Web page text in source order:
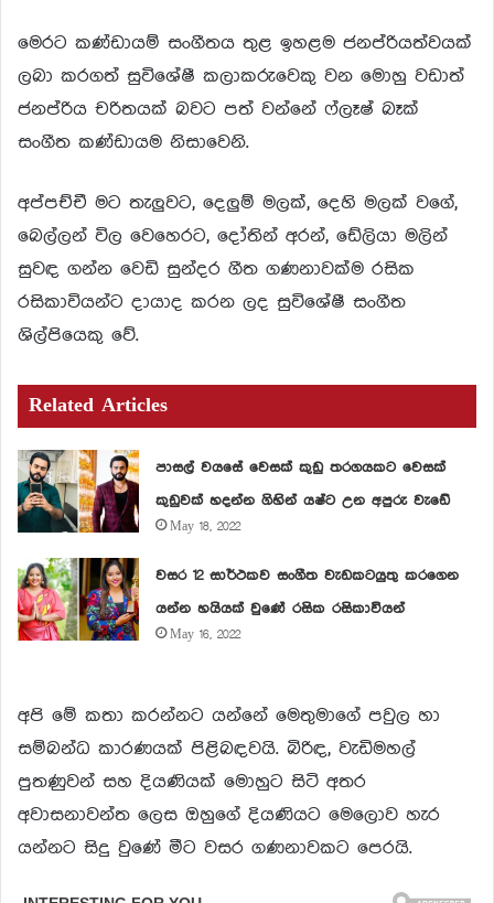
මෙරට කණ්ඩායම් සංගීතය තුළ ඉහළම ජනප්රියත්වයක්
ලබා කරගත් සුවිශේෂී කලාකරුවෙකු වන මොහු වඩාත්
ජනප්රිය චරිතයක් බවට පත් වන්නේ ෆ්ලෑෂ් බෑක්
සංගීත කණ්ඩායම නිසාවෙනි.
අප්පච්චී මට තැලුවට, දෙලුම් මලක්, දෙහි මලක් වගේ,
බෙල්ලන් විල වෙහෙරට, දෝතින් අරන්, ඩේලියා මලින්
සුවඳ ගන්න වෙඩි සුන්දර ගීත ගණනාවක්ම රසික
රසිකාවියන්ට දායාද කරන ලද සුවිශේෂී සංගීත
ශිල්පියෙකු වේ.
Related Articles
පාසල් වයසේ වෙසක් කුඩු තරගයකට වෙසක්
කුඩුවක් හදන්න ගිහින් යෂ්ට උන අපුරු වැඩේ
May 18, 2022
වසර 12 සාර්ථකව සංගීත වැඩකටයුතු කරගෙන
යන්න හයියක් වුණේ රසික රසිකාවියන්
May 16, 2022
අපි මේ කතා කරන්නට යන්නේ මෙතුමාගේ පවුල හා
සම්බන්ධ කාරණයක් පිළිබඳවයි. බිරිඳ, වැඩිමහල්
පුතණුවන් සහ දියණියක් මොහුට සිටි අතර
අවාසනාවන්ත ලෙස ඔහුගේ දියණියට මෙලොව හැර
යන්නට සිදු වුණේ මීට වසර ගණනාවකට පෙරයි.